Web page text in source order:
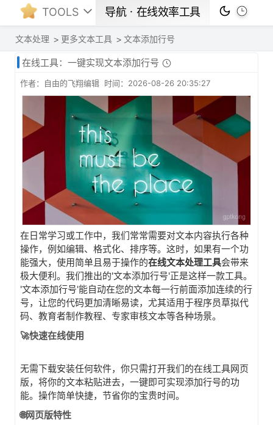
TOOLS 导航ㆍ在线效率工具
文本处理 更多文本工具 文本添加行号
在线工具：一键实现文本添加行号
作者：自由的飞翔编辑 时间：2026-08-26 20:35:27
在日常学习或工作中，我们常常需要对文本内容执行各种
操作，例如编辑、格式化、排序等。这时，如果有一个功
能强大，使用简单且易于操作的在线文本处理工具会带来
极大便利。我们推出的'文本添加行号'正是这样一款工具。
'文本添加行号'能自动在您的文本每一行前面添加连续的行
号，让您的代码更加清晰易读，尤其适用于程序员草拟代
码、教育者制作教程、专家审核文本等各种场景。
🚀快速在线使用
无需下载安装任何软件，你只需打开我们的在线工具网页
版，将你的文本粘贴进去，一键即可实现添加行号的功
能。操作简单快捷，节省你的宝贵时间。
🌐网页版特性